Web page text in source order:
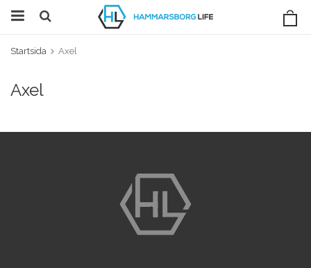
Startsida Axel
Axel